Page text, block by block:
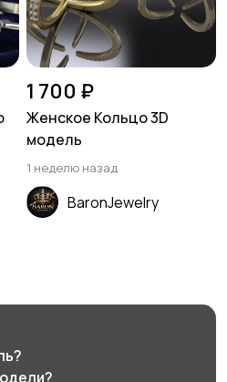
1 700 ₽
Женское Кольцо 3D
модель
1 неделю назад
BaronJewelry